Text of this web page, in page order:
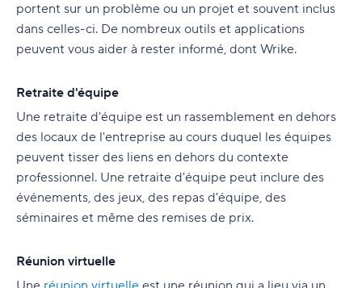
portent sur un problème ou un projet et souvent inclus
dans celles-ci. De nombreux outils et applications
peuvent vous aider à rester informé, dont Wrike.
Retraite d'équipe
Une retraite d'équipe est un rassemblement en dehors
des locaux de l'entreprise au cours duquel les équipes
peuvent tisser des liens en dehors du contexte
professionnel. Une retraite d'équipe peut inclure des
événements, des jeux, des repas d'équipe, des
séminaires et même des remises de prix.
Réunion virtuelle